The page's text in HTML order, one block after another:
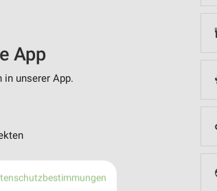
App
in unserer App.
scannen.